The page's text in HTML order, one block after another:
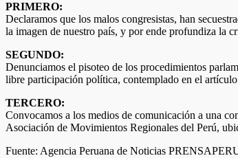
PRIMERO:
Declaramos que los malos congresistas, han
la imagen de nuestro país, y por ende profundiza la
SEGUNDO:
Denunciamos el pisoteo de los procedimientos
libre participación política, contemplado en el
TERCERO:
Convocamos a los medios de comunicación a una
Asociación de Movimientos Regionales del Perú,
Fuente: Agencia Peruana de Noticias